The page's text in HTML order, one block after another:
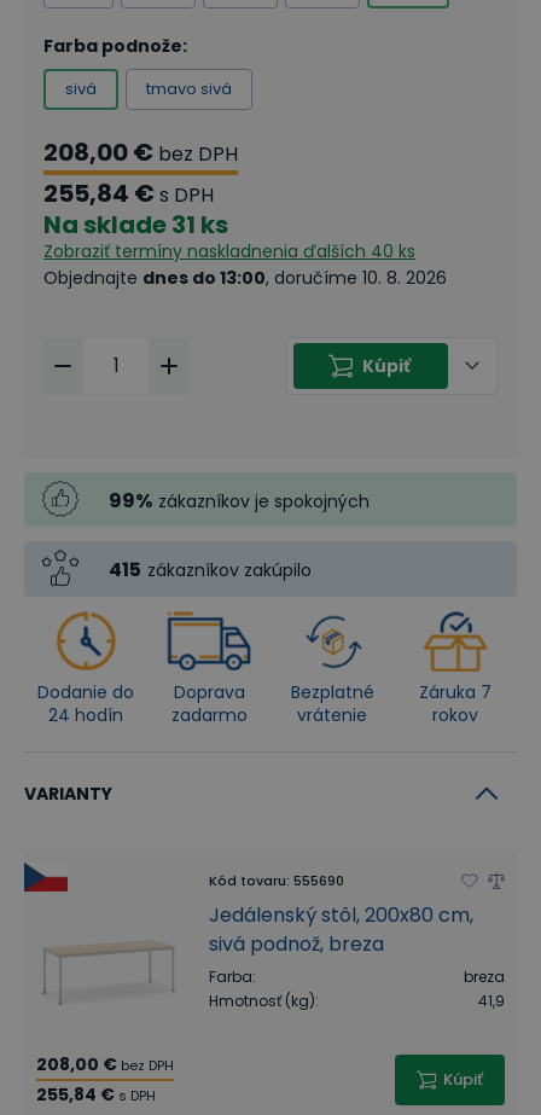
Farba podnože:
sivá tmavo sivá
208,00 € bez DPH
255,84 € s DPH
Na sklade31 ks
Zobraziť termíny naskladnenia ďalších 40 ks
Objednajte dnes do 13:00, doručíme 10. 8. 2026
Kúpiť
99% zákazníkov je spokojných
415 zákazníkov zakúpilo
Dodanie do
24 hodín
Doprava
zadarmo
Bezplatné
vrátenie
Záruka 7
rokov
VARIANTY
Kód tovaru: 555690
Jedálenský stôl, 200x80 cm,
sivá podnož, breza
Farba:
breza
Hmotnosť (kg): 41,9
208,00 € bez DPH
255,84 € s DPH
Kúpiť